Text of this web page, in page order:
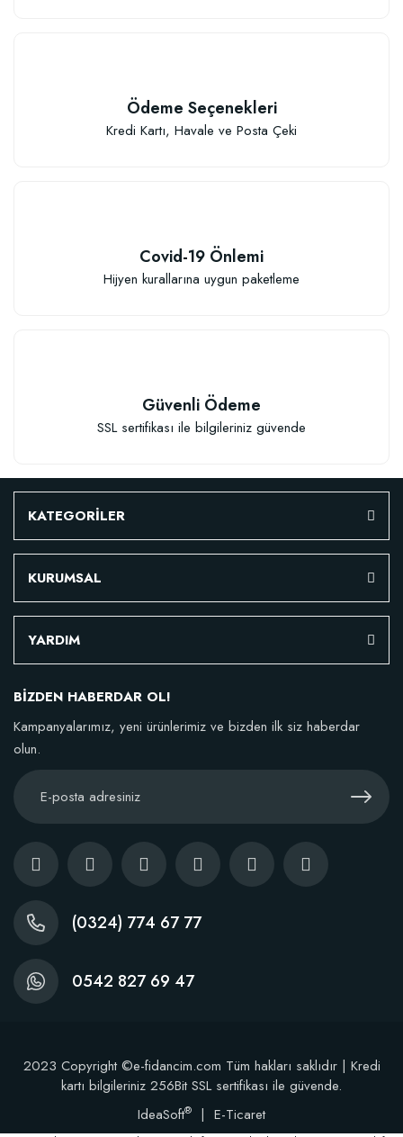
Sepete Ekle
TÜKENDI
Granül Kaktüs Sukulent Gübresi (0,5 kg)
Stokta Yok
Kaktüs Sukulent Üretim Saksısı 5,5 Luk (50 adet)
Ödeme Seçenekleri
Kredi Kartı, Havale ve Posta Çeki
Covid-19 Önlemi
Hijyen kurallarına uygun paketleme
Güvenli Ödeme
SSL sertifikası ile bilgileriniz güvende
KATEGORİLER
KURUMSAL
YARDIM
BİZDEN HABERDAR OL!
Kampanyalarımız, yeni ürünlerimiz ve bizden ilk siz haberdar
olun.
(0324) 774 67 77
0542 827 69 47
2023 Copyright ©e-fidancim.com Tüm hakları saklıdır | Kredi
kartı bilgileriniz 256Bit SSL sertifikası ile güvende.
IdeaSoft® | E-Ticaret